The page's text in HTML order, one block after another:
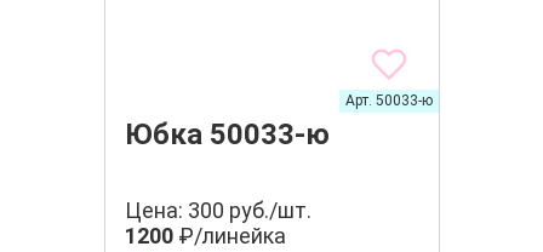
Юбка 50033-ю
Арт. 50033-ю
Цена: 300 руб./шт.
1200₽/линейка